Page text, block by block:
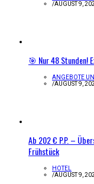
/AUGUST 9,
🎯 Nur 48 Stunden!
ANGEBOTE
/AUGUST 9,
Ab 202 € P.P. –
Frühstück
HOTEL
/AUGUST 9,